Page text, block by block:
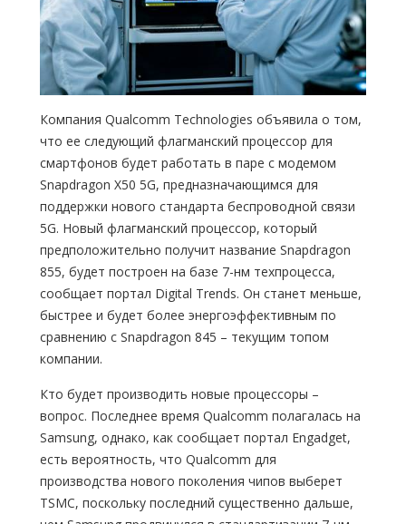
Компания Qualcomm Technologies объявила о том,
что ее следующий флагманский процессор для
смартфонов будет работать в паре с модемом
Snapdragon X50 5G, предназначающимся для
поддержки нового стандарта беспроводной связи
5G. Новый флагманский процессор, который
предположительно получит название Snapdragon
855, будет построен на базе 7-нм техпроцесса,
сообщает портал Digital Trends. Он станет меньше,
быстрее и будет более энергоэффективным по
сравнению с Snapdragon 845 – текущим топом
компании.
Кто будет производить новые процессоры –
вопрос. Последнее время Qualcomm полагалась на
Samsung, однако, как сообщает портал Engadget,
есть вероятность, что Qualcomm для
производства нового поколения чипов выберет
TSMC, поскольку последний существенно дальше,